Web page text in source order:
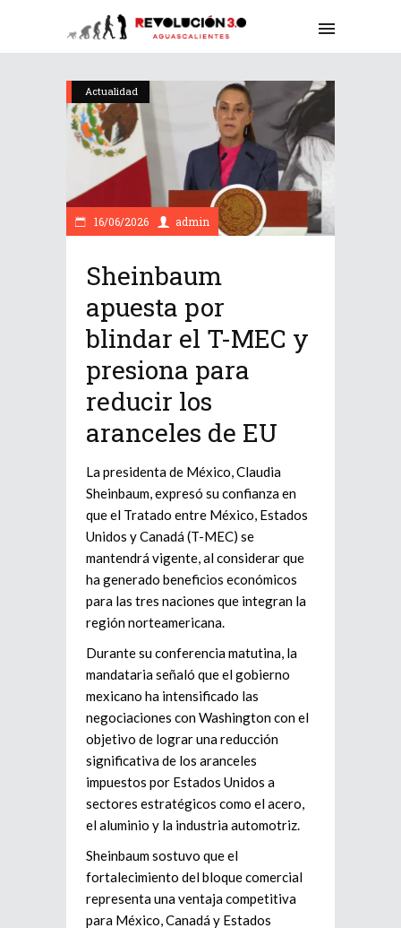
Actualidad
16/06/2026 admin
Sheinbaum
apuesta por
blindar el T-MEC y
presiona para
reducir los
aranceles de EU
La presidenta de México, Claudia
Sheinbaum, expresó su confianza en
que el Tratado entre México, Estados
Unidos y Canadá (T-MEC) se
mantendrá vigente, al considerar que
ha generado beneficios económicos
para las tres naciones que integran la
región norteamericana.
Durante su conferencia matutina, la
mandataria señaló que el gobierno
mexicano ha intensificado las
negociaciones con Washington con el
objetivo de lograr una reducción
significativa de los aranceles
impuestos por Estados Unidos a
sectores estratégicos como el acero,
el aluminio y la industria automotriz.
Sheinbaum sostuvo que el
fortalecimiento del bloque comercial
representa una ventaja competitiva
para México, Canadá y Estados